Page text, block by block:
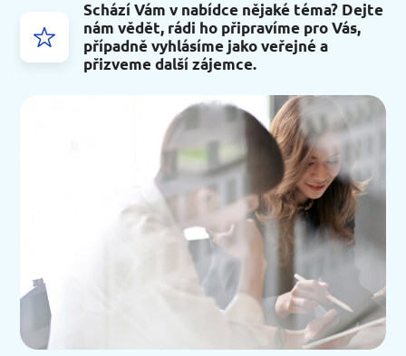
Schází Vám v nabídce nějaké téma? Dejte
nám vědět, rádi ho připravíme pro Vás,
případně vyhlásíme jako veřejné a
přizveme další zájemce.